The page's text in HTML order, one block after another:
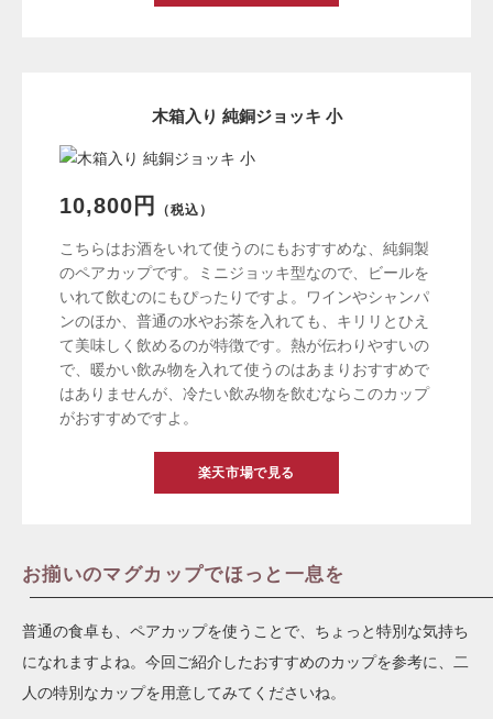
木箱入り 純銅ジョッキ 小
10,800円 （税込）
こちらはお酒をいれて使うのにもおすすめな、純銅製
のペアカップです。ミニジョッキ型なので、ビールを
いれて飲むのにもぴったりですよ。ワインやシャンパ
ンのほか、普通の水やお茶を入れても、キリリとひえ
て美味しく飲めるのが特徴です。熱が伝わりやすいの
で、暖かい飲み物を入れて使うのはあまりおすすめで
はありませんが、冷たい飲み物を飲むならこのカップ
がおすすめですよ。
楽天市場で見る
お揃いのマグカップでほっと一息を
普通の食卓も、ペアカップを使うことで、ちょっと特別な気持ち
になれますよね。今回ご紹介したおすすめのカップを参考に、二
人の特別なカップを用意してみてくださいね。